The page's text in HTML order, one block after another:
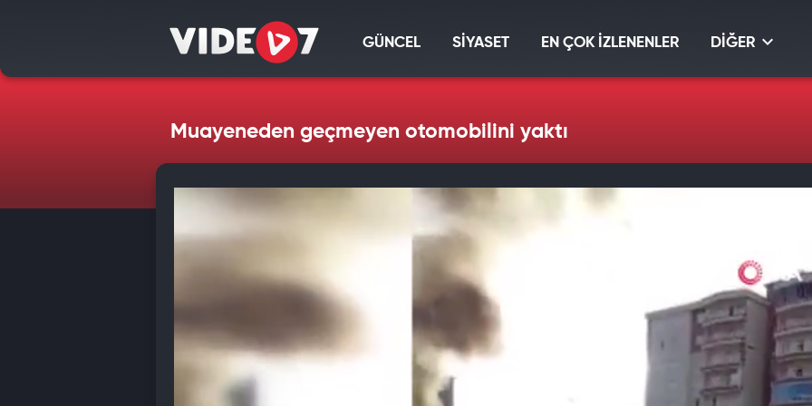
GÜNCEL SİYASET EN ÇOK İZLENENLER DİĞER
Muayeneden geçmeyen otomobilini yaktı